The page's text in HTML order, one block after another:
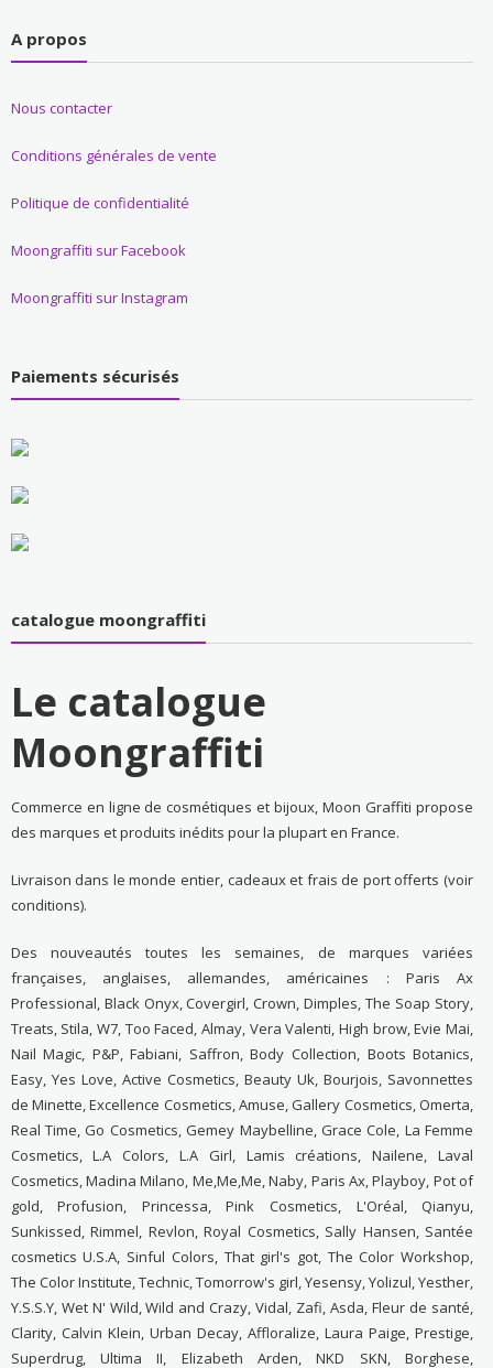
A propos
Nous contacter
Conditions générales de vente
Politique de confidentialité
Moongraffiti sur Facebook
Moongraffiti sur Instagram
Paiements sécurisés
catalogue moongraffiti
Le catalogue
Moongraffiti
Commerce en ligne de cosmétiques et bijoux, Moon Graffiti propose
des marques et produits inédits pour la plupart en France.
Livraison dans le monde entier, cadeaux et frais de port offerts (voir
conditions).
Des nouveautés toutes les semaines, de marques variées
françaises, anglaises, allemandes, américaines : Paris Ax
Professional, Black Onyx, Covergirl, Crown, Dimples, The Soap Story,
Treats, Stila, W7, Too Faced, Almay, Vera Valenti, High brow, Evie Mai,
Nail Magic, P&P, Fabiani, Saffron, Body Collection, Boots Botanics,
Easy, Yes Love, Active Cosmetics, Beauty Uk, Bourjois, Savonnettes
de Minette, Excellence Cosmetics, Amuse, Gallery Cosmetics, Omerta,
Real Time, Go Cosmetics, Gemey Maybelline, Grace Cole, La Femme
Cosmetics, L.A Colors, L.A Girl, Lamis créations, Nailene, Laval
Cosmetics, Madina Milano, Me,Me,Me, Naby, Paris Ax, Playboy, Pot of
gold, Profusion, Princessa, Pink Cosmetics, L'Oréal, Qianyu,
Sunkissed, Rimmel, Revlon, Royal Cosmetics, Sally Hansen, Santée
cosmetics U.S.A, Sinful Colors, That girl's got, The Color Workshop,
The Color Institute, Technic, Tomorrow's girl, Yesensy, Yolizul, Yesther,
Y.S.S.Y, Wet N' Wild, Wild and Crazy, Vidal, Zafi, Asda, Fleur de santé,
Clarity, Calvin Klein, Urban Decay, Affloralize, Laura Paige, Prestige,
Superdrug, Ultima II, Elizabeth Arden, NKD SKN, Borghese,